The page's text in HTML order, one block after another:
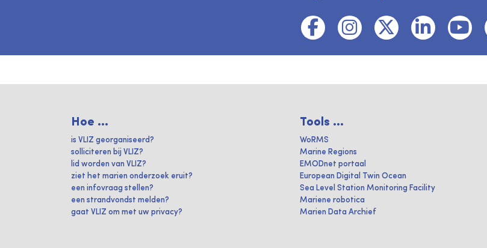
Hoe ...
is VLIZ georganiseerd?
solliciteren bij VLIZ?
lid worden van VLIZ?
ziet het marien onderzoek eruit?
een infovraag stellen?
een strandvondst melden?
gaat VLIZ om met uw privacy?
Tools ...
WoRMS
Marine Regions
EMODnet portaal
European Digital Twin Ocean
Sea Level Station Monitoring Facility
Mariene robotica
Marien Data Archief